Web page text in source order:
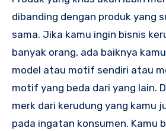
dibanding dengan produk yang
sama. Jika kamu ingin bisnis
banyak orang, ada baiknya
model atau motif sendiri atau
motif yang beda dari yang lain.
merk dari kerudung yang kamu
pada ingatan konsumen. Kamu